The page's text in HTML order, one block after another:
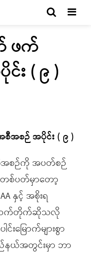
ဖက်
း ( ၉ )
စီအစဉ် အပိုင်း ( ၉ )
အစဉ်ကို အပတ်စဉ်
တစ်ပတ်မှာတော့
နှင့် အစိုးရ
ဆက်တိုက်ဆိုသလို
းမြောက်များစွာ
ယ်အတွင်းမှာ ဘာ